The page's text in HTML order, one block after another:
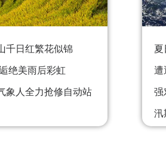
千日红繁花似锦
绝美雨后彩虹
象人全力抢修自动站
夏
遭
强
汛